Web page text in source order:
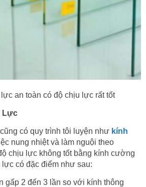
an toàn có độ chịu lực rất tốt
Lực
có quy trình tôi luyện như kính
nung nhiệt và làm nguội theo
chịu lực không tốt bằng kính cường
có đặc điểm như sau:
gấp 2 đến 3 lần so với kính thông